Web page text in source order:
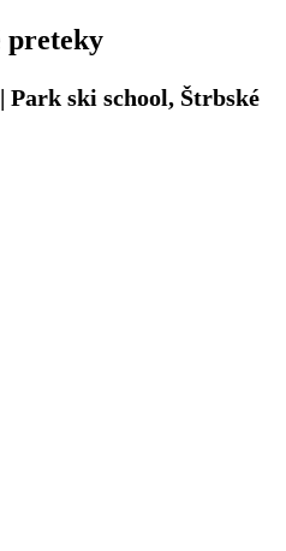
preteky
Park ski school, Štrbské